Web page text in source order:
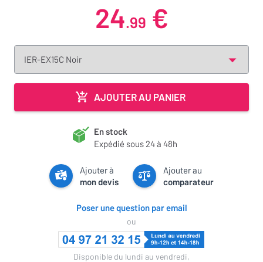
24.99 €
AJOUTER AU PANIER
En stock
Expédié sous 24 à 48h
Ajouter à
mon devis
Ajouter au
comparateur
Poser une question par email
ou
Disponible du lundi au vendredi,